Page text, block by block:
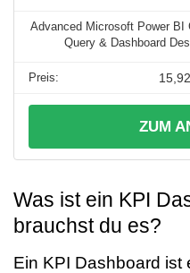
Advanced Microsoft Power BI
Query & Dashboard
ZUM
Was ist ein KPI
brauchst du es?
Ein KPI Dashboard ist